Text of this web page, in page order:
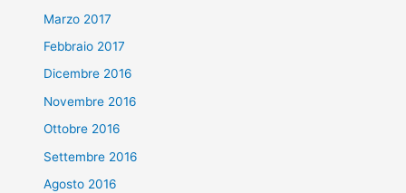
Marzo 2017
Febbraio 2017
Dicembre 2016
Novembre 2016
Ottobre 2016
Settembre 2016
Agosto 2016